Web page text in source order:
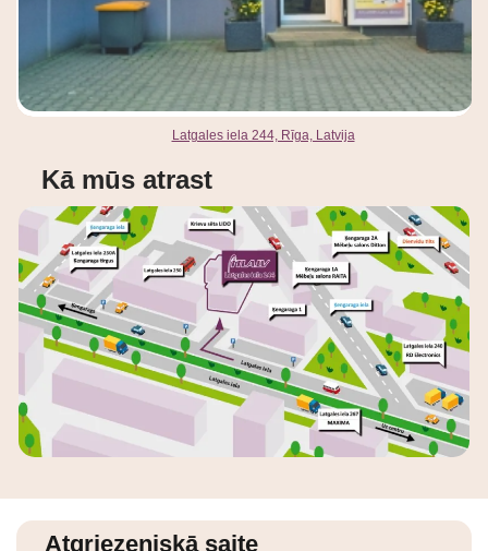
Latgales iela 244, Rīga, Latvija
Kā mūs atrast
Atgriezeniskā saite